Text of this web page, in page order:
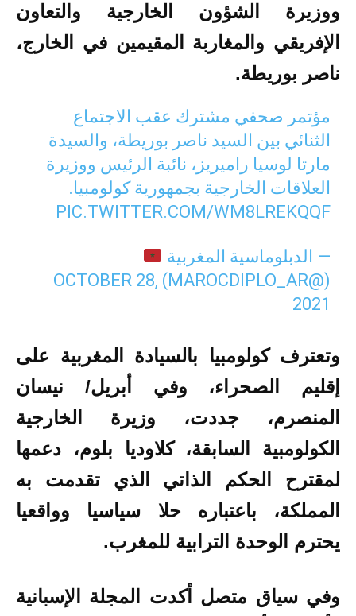
ووزيرة الشؤون الخارجية والتعاون
الإفريقي والمغاربة المقيمين في الخارج،
ناصر بوريطة.
مؤتمر صحفي مشترك عقب الاجتماع
الثنائي بين السيد ناصر بوريطة، والسيدة
مارتا لوسيا راميريز، نائبة الرئيس ووزيرة
العلاقات الخارجية بجمهورية كولومبيا.
PIC.TWITTER.COM/WM8LREKQQF
— الدبلوماسية المغربية
(@MAROCDIPLO_AR)
OCTOBER 28,
2021
وتعترف كولومبيا بالسيادة المغربية على
إقليم الصحراء، وفي أبريل/ نيسان
المنصرم، جددت، وزيرة الخارجية
الكولومبية السابقة، كلاوديا بلوم، دعمها
لمقترح الحكم الذاتي الذي تقدمت به
المملكة، باعتباره حلا سياسيا وواقعيا
يحترم الوحدة الترابية للمغرب.
وفي سياق متصل أكدت المجلة الإسبانية